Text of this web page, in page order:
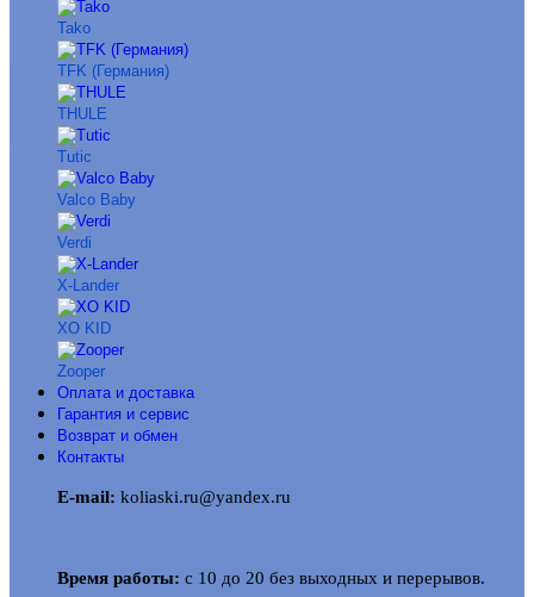
Tako
TFK (Германия)
THULE
Tutic
Valco Baby
Verdi
X-Lander
XO KID
Zooper
Оплата и доставка
Гарантия и сервис
Возврат и обмен
Контакты
E-mail: koliaski.ru@yandex.ru
Время работы: с 10 до 20 без выходных и перерывов.